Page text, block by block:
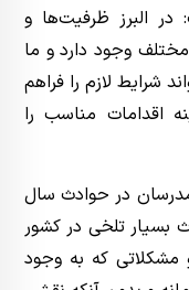
البرز ظرفیت‌ها و
وجود دارد و ما
شرایط لازم را فراهم
اقدامات مناسب را
در حوادث سال
بسیار تلخی در کشور
مشکلاتی که به وجود